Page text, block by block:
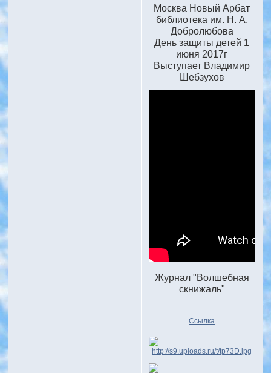
Москва Новый Арбат
библиотека им. Н. А.
Добролюбова
День защиты детей 1
июня 2017г
Выступает Владимир
Шебзухов
Журнал "Волшебная
скнижаль"
Ссылка